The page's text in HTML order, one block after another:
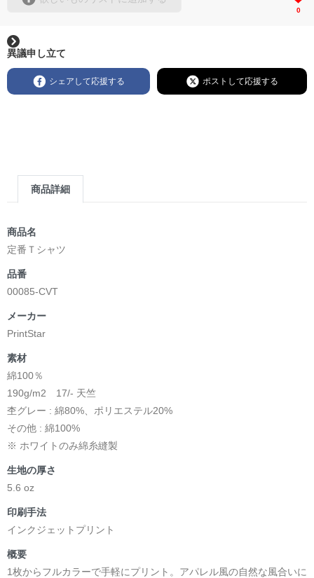
0
異議申し立て
シェアして応援する ポストして応援する
商品詳細
商品名
定番Ｔシャツ
品番
00085-CVT
メーカー
PrintStar
素材
綿100％
190g/m2 17/- 天竺
杢グレー : 綿80%、ポリエステル20%
その他 : 綿100%
※ ホワイトのみ綿糸縫製
生地の厚さ
5.6 oz
印刷手法
インクジェットプリント
概要
1枚からフルカラーで手軽にプリント。アパレル風の自然な風合いに